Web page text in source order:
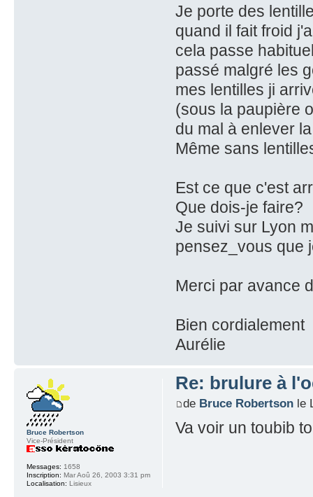
Je porte des
quand il fait froid
cela passe
passé malgré les
mes lentilles ji
(sous la paupière
du mal à enlever
Même sans
Est ce que c'est
Que dois-je faire?
Je suivi sur Lyon
pensez_vous que
Merci par avance
Bien cordialement
Aurélie
Re: brulure à
de Bruce Robertsonle
Va voir un toubib
Bruce Robertson
Vice-Président
Messages: 1658
Inscription: Mar Aoû 26, 2003 3:31 pm
Localisation: Lisieux